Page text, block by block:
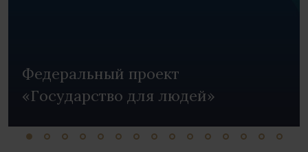
Федеральный проект
«Государство для людей»